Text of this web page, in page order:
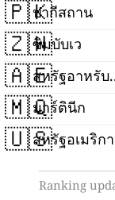
🇵🇰ปากีสถาน
🇿🇼ซิมบับเว
🇦🇪 สหรัฐ
🇲🇶มาร์ตินีก
🇺🇸สหรัฐอเมริกา
Ranking